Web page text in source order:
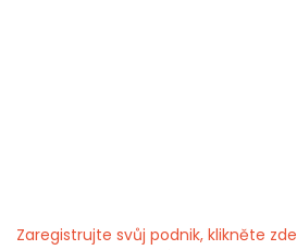
Zaregistrujte svůj podnik, klikněte zde